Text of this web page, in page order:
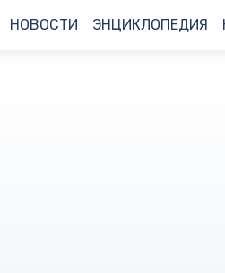
НОВОСТИ ЭНЦИКЛОПЕДИЯ